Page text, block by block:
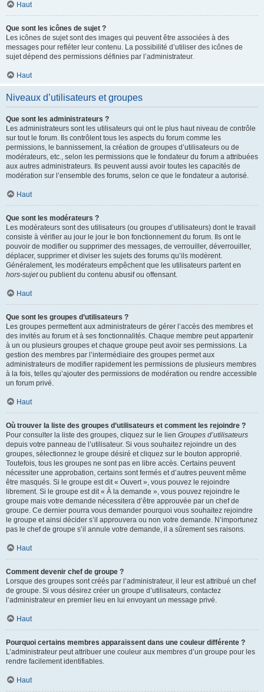
Haut
Que sont les icônes de sujet ?
Les icônes de sujet sont des images qui peuvent être associées à des
messages pour refléter leur contenu. La possibilité d’utiliser des icônes de
sujet dépend des permissions définies par l’administrateur.
Haut
Niveaux d’utilisateurs et groupes
Que sont les administrateurs ?
Les administrateurs sont les utilisateurs qui ont le plus haut niveau de contrôle
sur tout le forum. Ils contrôlent tous les aspects du forum comme les
permissions, le bannissement, la création de groupes d’utilisateurs ou de
modérateurs, etc., selon les permissions que le fondateur du forum a attribuées
aux autres administrateurs. Ils peuvent aussi avoir toutes les capacités de
modération sur l’ensemble des forums, selon ce que le fondateur a autorisé.
Haut
Que sont les modérateurs ?
Les modérateurs sont des utilisateurs (ou groupes d’utilisateurs) dont le travail
consiste à vérifier au jour le jour le bon fonctionnement du forum. Ils ont le
pouvoir de modifier ou supprimer des messages, de verrouiller, déverrouiller,
déplacer, supprimer et diviser les sujets des forums qu’ils modèrent.
Généralement, les modérateurs empêchent que les utilisateurs partent en
hors-sujetou publient du contenu abusif ou offensant.
Haut
Que sont les groupes d’utilisateurs ?
Les groupes permettent aux administrateurs de gérer l’accès des membres et
des invités au forum et à ses fonctionnalités. Chaque membre peut appartenir
à un ou plusieurs groupes et chaque groupe peut avoir ses permissions. La
gestion des membres par l’intermédiaire des groupes permet aux
administrateurs de modifier rapidement les permissions de plusieurs membres
à la fois, telles qu’ajouter des permissions de modération ou rendre accessible
un forum privé.
Haut
Où trouver la liste des groupes d’utilisateurs et comment les rejoindre ?
Pour consulter la liste des groupes, cliquez sur le lien Groupes d’utilisateurs
depuis votre panneau de l’utilisateur. Si vous souhaitez rejoindre un des
groupes, sélectionnez le groupe désiré et cliquez sur le bouton approprié.
Toutefois, tous les groupes ne sont pas en libre accès. Certains peuvent
nécessiter une approbation, certains sont fermés et d’autres peuvent même
être masqués. Si le groupe est dit « Ouvert », vous pouvez le rejoindre
librement. Si le groupe est dit « À la demande », vous pouvez rejoindre le
groupe mais votre demande nécessitera d’être approuvée par un chef de
groupe. Ce dernier pourra vous demander pourquoi vous souhaitez rejoindre
le groupe et ainsi décider s’il approuvera ou non votre demande. N’importunez
pas le chef de groupe s’il annule votre demande, il a sûrement ses raisons.
Haut
Comment devenir chef de groupe ?
Lorsque des groupes sont créés par l’administrateur, il leur est attribué un chef
de groupe. Si vous désirez créer un groupe d’utilisateurs, contactez
l’administrateur en premier lieu en lui envoyant un message privé.
Haut
Pourquoi certains membres apparaissent dans une couleur différente ?
L’administrateur peut attribuer une couleur aux membres d’un groupe pour les
rendre facilement identifiables.
Haut